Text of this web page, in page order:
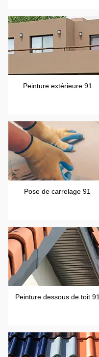
Peinture extérieure 91
Pose de carrelage 91
Peinture dessous de toit 91